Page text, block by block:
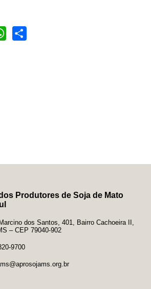
WhatsApp
Produtores de Soja de Mato
dos Santos, 401, Bairro Cachoeira II,
– CEP 79040-902
9700